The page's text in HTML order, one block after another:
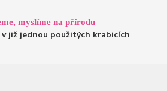
myslíme na přírodu
již jednou použitých krabicích